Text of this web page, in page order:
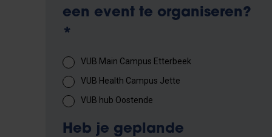
een event te organiseren?
*
VUB Main Campus Etterbeek
VUB Health Campus Jette
VUB hub Oostende
Heb je geplande